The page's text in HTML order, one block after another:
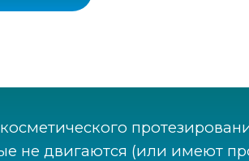
косметического
не двигаются (или имеют